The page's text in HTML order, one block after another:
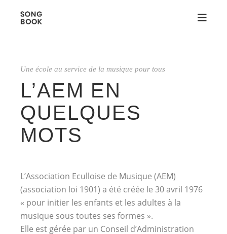
Une école au service de la musique pour tous
L’AEM EN
QUELQUES
MOTS
L’Association Eculloise de Musique (AEM)
(association loi 1901) a été créée le 30 avril 1976
« pour initier les enfants et les adultes à la
musique sous toutes ses formes ».
Elle est gérée par un Conseil d’Administration